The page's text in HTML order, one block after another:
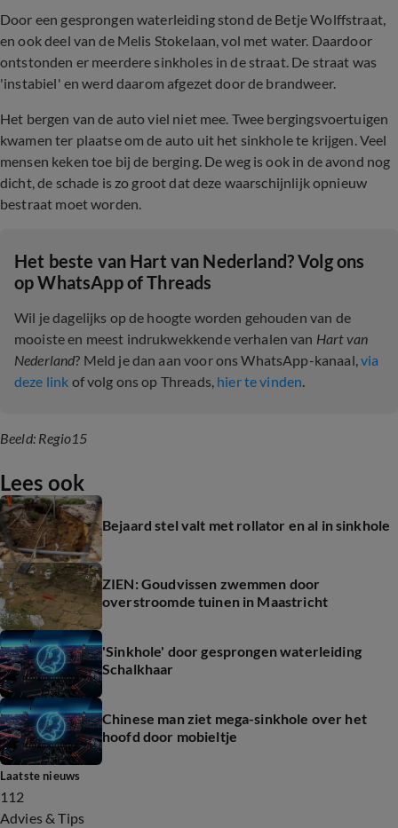
Door een gesprongen waterleiding stond de Betje Wolffstraat,
en ook deel van de Melis Stokelaan, vol met water. Daardoor
ontstonden er meerdere sinkholes in de straat. De straat was
'instabiel' en werd daarom afgezet door de brandweer.
Het bergen van de auto viel niet mee. Twee bergingsvoertuigen
kwamen ter plaatse om de auto uit het sinkhole te krijgen. Veel
mensen keken toe bij de berging. De weg is ook in de avond nog
dicht, de schade is zo groot dat deze waarschijnlijk opnieuw
bestraat moet worden.
Het beste van Hart van Nederland? Volg ons
op WhatsApp of Threads
Wil je dagelijks op de hoogte worden gehouden van de
mooiste en meest indrukwekkende verhalen van Hart van
Nederland? Meld je dan aan voor ons WhatsApp-kanaal,via
deze link of volg ons op Threads, hier te vinden.
Beeld: Regio15
Lees ook
Bejaard stel valt met rollator en al in sinkhole
ZIEN: Goudvissen zwemmen door
overstroomde tuinen in Maastricht
'Sinkhole' door gesprongen waterleiding
Schalkhaar
Chinese man ziet mega-sinkhole over het
hoofd door mobieltje
Laatste nieuws
112
Advies & Tips